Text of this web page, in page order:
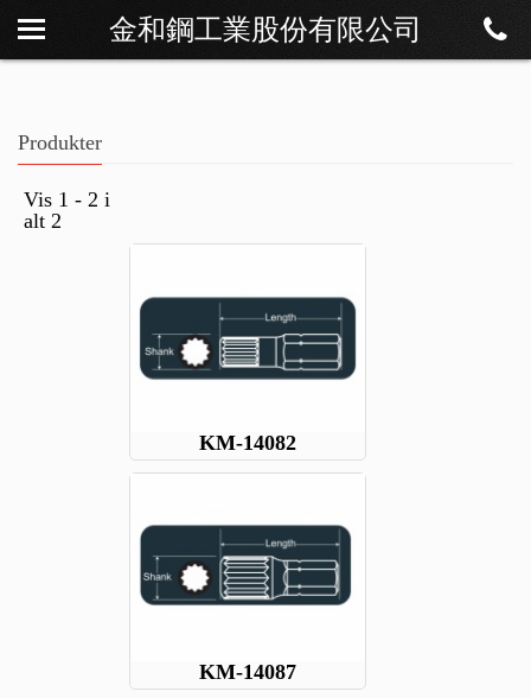
金和鋼工業股份有限公司
Om os
Kontakt
Produkter
Vis 1 - 2 i
alt 2
KM-14082
KM-14087